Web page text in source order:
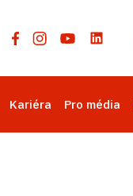
Kariéra Pro média